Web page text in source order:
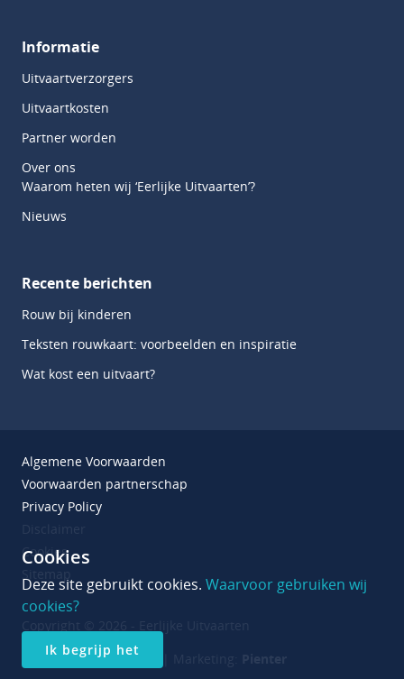
Informatie
Uitvaartverzorgers
Uitvaartkosten
Partner worden
Over ons
Waarom heten wij ‘Eerlijke Uitvaarten’?
Nieuws
Recente berichten
Rouw bij kinderen
Teksten rouwkaart: voorbeelden en inspiratie
Wat kost een uitvaart?
Algemene Voorwaarden
Voorwaarden partnerschap
Privacy Policy
Cookies
Realisatie:Basicstudio
Cookies
Deze site gebruikt cookies. Waarvoor gebruiken wij
cookies?
Ik begrijp het